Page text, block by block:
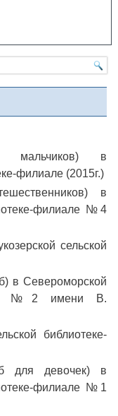
мальчиков) в
филиале (2015г.)
в
филиале №4
сельской
в Североморской
№2 имени В.
библиотеке-
для девочек) в
филиале №1